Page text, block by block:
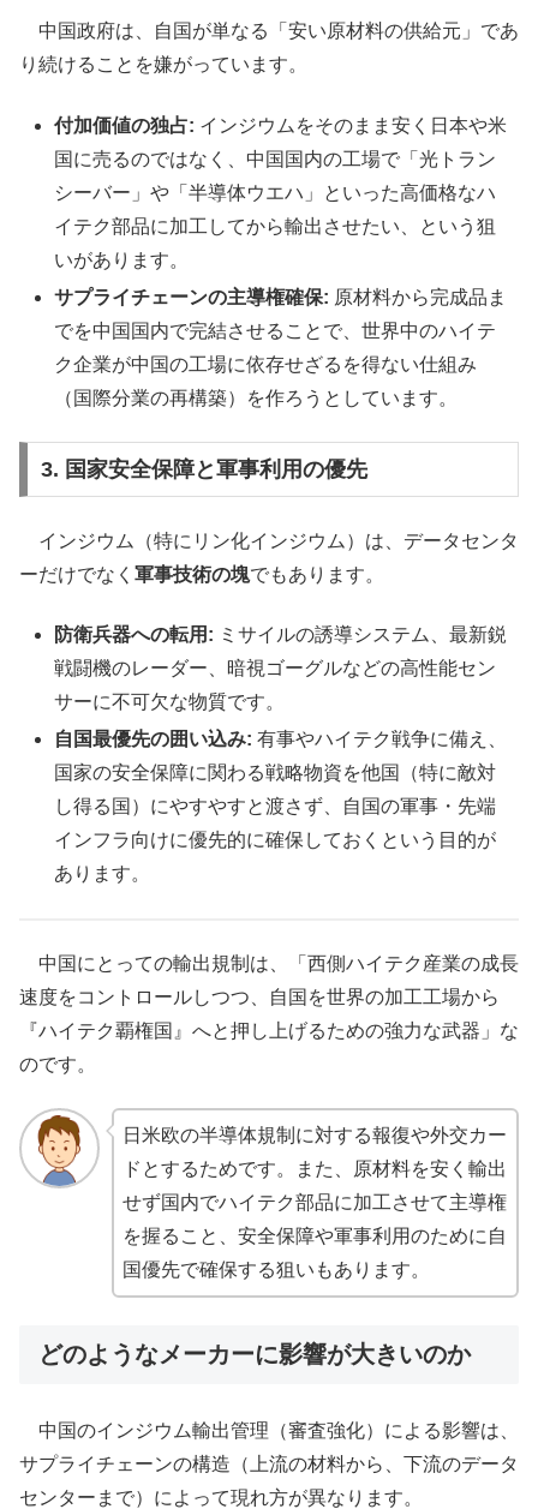
中国政府は、自国が単なる「安い原材料の供給元」であ
り続けることを嫌がっています。
付加価値の独占: インジウムをそのまま安く日本や米
国に売るのではなく、中国国内の工場で「光トラン
シーバー」や「半導体ウエハ」といった高価格なハ
イテク部品に加工してから輸出させたい、という狙
いがあります。
サプライチェーンの主導権確保: 原材料から完成品ま
でを中国国内で完結させることで、世界中のハイテ
ク企業が中国の工場に依存せざるを得ない仕組み
（国際分業の再構築）を作ろうとしています。
3. 国家安全保障と軍事利用の優先
インジウム（特にリン化インジウム）は、データセンタ
ーだけでなく 軍事技術の塊でもあります。
防衛兵器への転用: ミサイルの誘導システム、最新鋭
戦闘機のレーダー、暗視ゴーグルなどの高性能セン
サーに不可欠な物質です。
自国最優先の囲い込み: 有事やハイテク戦争に備え、
国家の安全保障に関わる戦略物資を他国（特に敵対
し得る国）にやすやすと渡さず、自国の軍事・先端
インフラ向けに優先的に確保しておくという目的が
あります。
中国にとっての輸出規制は、「西側ハイテク産業の成長
速度をコントロールしつつ、自国を世界の加工工場から
『ハイテク覇権国』へと押し上げるための強力な武器」な
のです。
日米欧の半導体規制に対する報復や外交カー
ドとするためです。また、原材料を安く輸出
せず国内でハイテク部品に加工させて主導権
を握ること、安全保障や軍事利用のために自
国優先で確保する狙いもあります。
どのようなメーカーに影響が大きいのか
中国のインジウム輸出管理（審査強化）による影響は、
サプライチェーンの構造（上流の材料から、下流のデータ
センターまで）によって現れ方が異なります。